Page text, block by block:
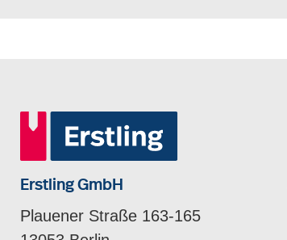
Erstling GmbH
Plauener Straße 163-165